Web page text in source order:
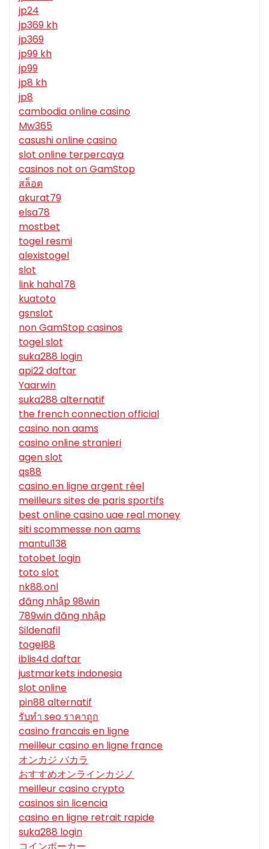
jp24
jp369 kh
jp369
jp99 kh
jp99
jp8 kh
jp8
cambodia online casino
Mw365
casushi online casino
slot online terpercaya
casinos not on GamStop
สล็อต
akurat79
elsa78
mostbet
togel resmi
alexistogel
slot
link haha178
kuatoto
gsnslot
non GamStop casinos
togel slot
suka288 login
api22 daftar
Yaarwin
suka288 alternatif
the french connection official
casino non aams
casino online stranieri
agen slot
qs88
casino en ligne argent réel
meilleurs sites de paris sportifs
best online casino uae real money
siti scommesse non aams
mantul138
totobet login
toto slot
nk88.onl
đăng nhập 98win
789win đăng nhập
Sildenafil
togel88
iblis4d daftar
justmarkets indonesia
slot online
pin88 alternatif
รับทํา seo ราคาถูก
casino francais en ligne
meilleur casino en ligne france
オンカジ バカラ
おすすめオンラインカジノ
meilleur casino crypto
casinos sin licencia
casino en ligne retrait rapide
suka288 login